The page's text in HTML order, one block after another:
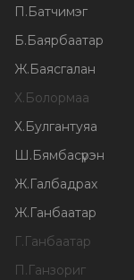
П.Батчимэг
Б.Баярбаатар
Ж.Баясгалан
Х.Болормаа
Х.Булгантуяа
Ш.Бямбасүрэн
Ж.Галбадрах
Ж.Ганбаатар
Г.Ганбаатар
П.Ганзориг